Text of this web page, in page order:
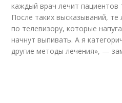
каждый врач лечит пациентов
После таких высказываний,
по телевизору, которые
начнут выпивать. А я
другие методы лечения», —